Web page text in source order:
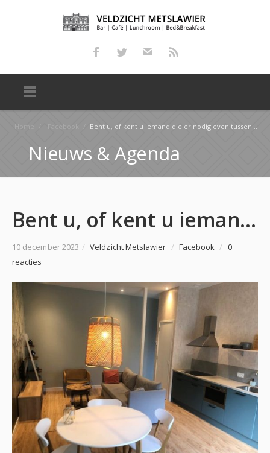
Home Facebook Bent u, of kent u iemand die er nodig even tussen uit moet? Of heeft een klus in het noorden van …
Nieuws & Agenda
Bent u, of kent u iemand die er nodig even tussen uit moet? Of heeft een klus in het noorden van …
10 december 2023 / Veldzicht Metslawier / Facebook / 0
reacties